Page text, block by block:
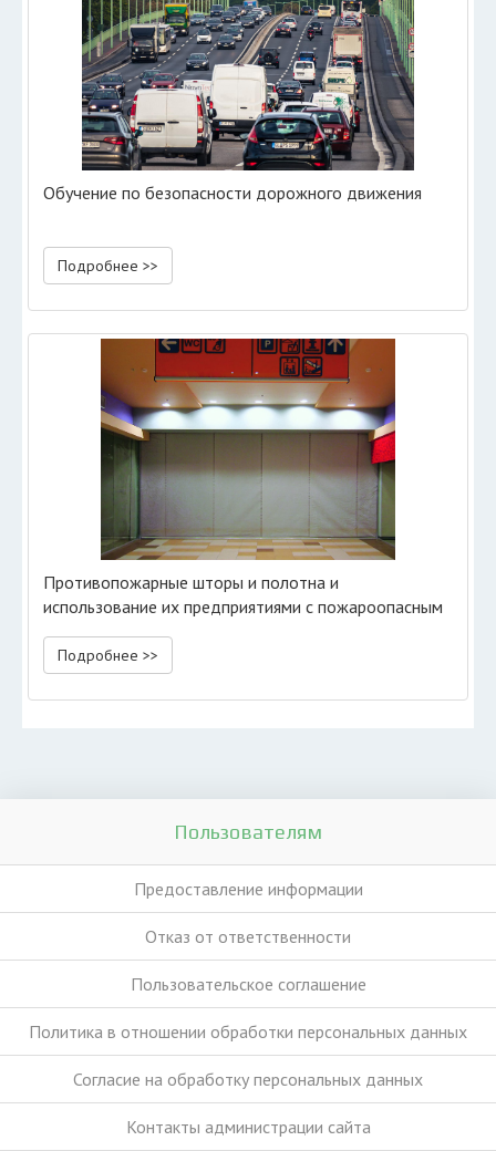
Обучение по безопасности дорожного движения
Подробнее >>
Противопожарные шторы и полотна и
использование их предприятиями с пожароопасным
производством
Подробнее >>
Пользователям
Предоставление информации
Отказ от ответственности
Пользовательское соглашение
Политика в отношении обработки персональных данных
Согласие на обработку персональных данных
Контакты администрации сайта